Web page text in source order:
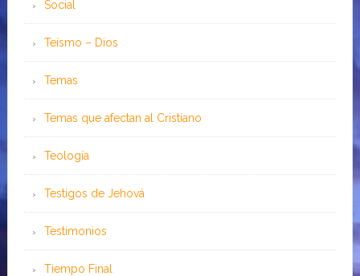
Social
Teísmo – Dios
Temas
Temas que afectan al Cristiano
Teología
Testigos de Jehová
Testimonios
Tiempo Final